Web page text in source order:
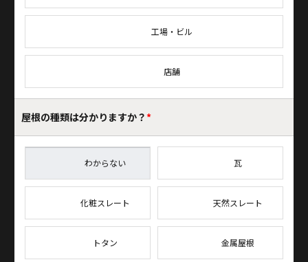
工場・ビル
店舗
屋根の種類は分かりますか？*
わからない 瓦
化粧スレート 天然スレート
トタン 金属屋根